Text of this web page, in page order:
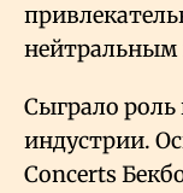
нейтральным
Сыграло роль
индустрии.
Concerts